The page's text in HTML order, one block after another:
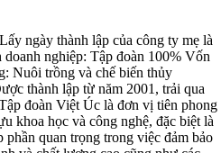
ngày thành lập của công ty mẹ là
nghiệp: Tập đoàn 100% Vốn
Nuôi trồng và chế biến thủy
thành lập từ năm 2001, trải qua
đoàn Việt Úc là đơn vị tiên phong
khoa học và công nghệ, đặc biệt là
phần quan trọng trong việc đảm bảo